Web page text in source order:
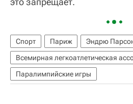
Спорт Париж
Эндрю
Всемирная легкоатлетическая
Паралимпийские игры